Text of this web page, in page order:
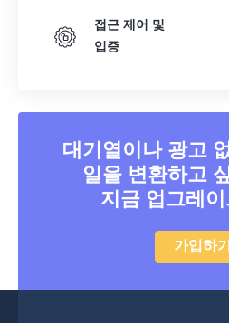
접근 제어 및
입증
대기열이나 광고
일을 변환하고
지금 업그레
가입하기